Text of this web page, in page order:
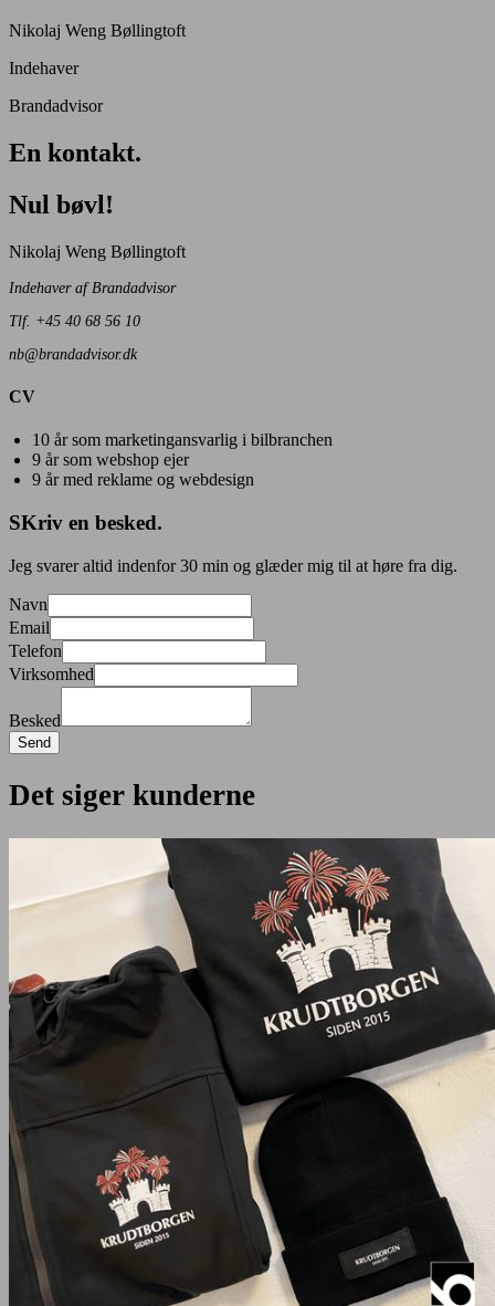
Nikolaj Weng Bøllingtoft
Indehaver
Brandadvisor
En kontakt.
Nul bøvl!
Nikolaj Weng Bøllingtoft
Indehaver af Brandadvisor
Tlf. +45 40 68 56 10
nb@brandadvisor.dk
CV
10 år som marketingansvarlig i bilbranchen
9 år som webshop ejer
9 år med reklame og webdesign
SKriv en besked.
​Jeg svarer altid indenfor 30 min og glæder mig til at høre fra dig.
Navn
Email
Telefon
Virksomhed
Besked
Send
Det siger kunderne